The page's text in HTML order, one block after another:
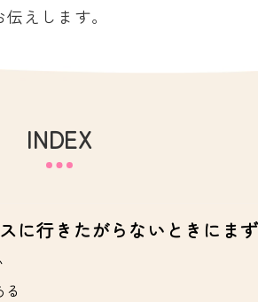
えします。
INDEX
に行きたがらないときにま